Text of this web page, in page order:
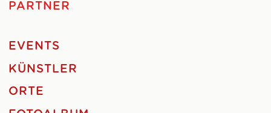
PARTNER
EVENTS
KÜNSTLER
ORTE